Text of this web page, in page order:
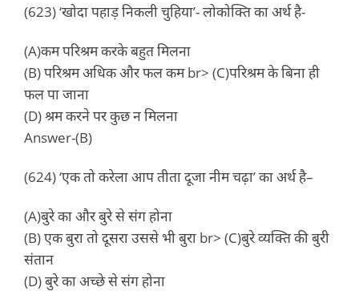
(623) ‘खोदा पहाड़ निकली चुहिया’- लोकोक्ति का अर्थ है-
(A)कम परिश्रम करके बहुत मिलना
(B) परिश्रम अधिक और फल कम br> (C)परिश्रम के बिना ही
फल पा जाना
(D) श्रम करने पर कुछ न मिलना
Answer-(B)
(624) ‘एक तो करेला आप तीता दूजा नीम चढ़ा’ का अर्थ है–
(A)बुरे का और बुरे से संग होना
(B) एक बुरा तो दूसरा उससे भी बुरा br> (C)बुरे व्यक्ति की बुरी
संतान
(D) बुरे का अच्छे से संग होना